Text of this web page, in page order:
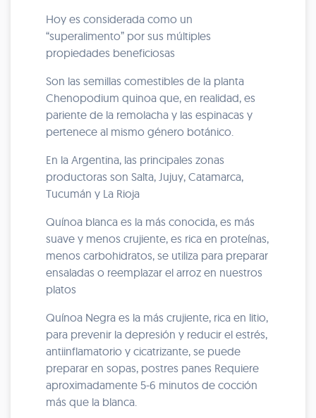
Hoy es considerada como un
“superalimento” por sus múltiples
propiedades beneficiosas
Son las semillas comestibles de la planta
Chenopodium quinoa que, en realidad, es
pariente de la remolacha y las espinacas y
pertenece al mismo género botánico.
En la Argentina, las principales zonas
productoras son Salta, Jujuy, Catamarca,
Tucumán y La Rioja
Quínoa blanca es la más conocida, es más
suave y menos crujiente, es rica en proteínas,
menos carbohidratos, se utiliza para preparar
ensaladas o reemplazar el arroz en nuestros
platos
Quínoa Negra es la más crujiente, rica en litio,
para prevenir la depresión y reducir el estrés,
antiinflamatorio y cicatrizante, se puede
preparar en sopas, postres panes Requiere
aproximadamente 5-6 minutos de cocción
más que la blanca.